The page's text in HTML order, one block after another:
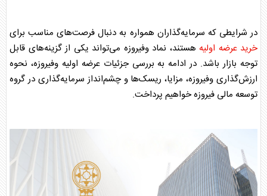
در شرایطی که سرمایه‌گذاران همواره به دنبال فرصت‌های مناسب برای
خرید عرضه اولیه هستند، نماد وفیروزه می‌تواند یکی از گزینه‌های قابل
توجه بازار باشد. در ادامه به بررسی جزئیاتعرضه اولیه وفیروزه، نحوه
ارزش‌گذاری وفیروزه، مزایا، ریسک‌ها و چشم‌انداز سرمایه‌گذاری درگروه
توسعه مالی فیروزهخواهیم پرداخت.